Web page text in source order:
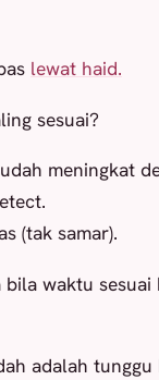
lewat haid.
sesuai?
meningkat
(tak samar).
waktu sesuai
adalah